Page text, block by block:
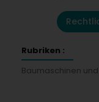
Rubriken :
Baumaschinen